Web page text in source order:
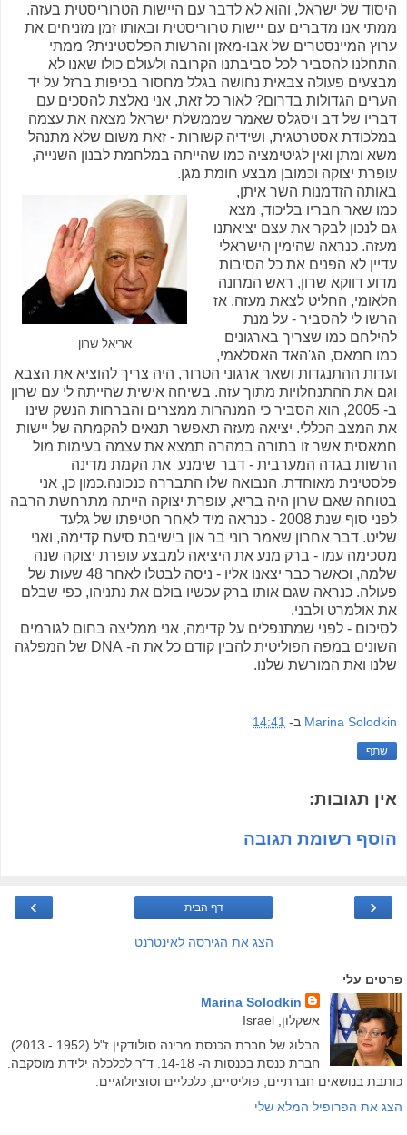
היסוד של ישראל, והוא לא לדבר עם היישות הטרוריסטית בעזה.
ממתי אנו מדברים עם יישות טרוריסטית ובאותו זמן מזניחים את
ערוץ המיינסטרים של אבו-מאזן והרשות הפלסטינית? ממתי
התחלנו להסביר לכל סביבתנו הקרובה ולעולם כולו שאנו לא
מבצעים פעולה צבאית נחושה בגלל מחסור בכיפות ברזל על יד
הערים הגדולות בדרום? לאור כל זאת, אני נאלצת להסכים עם
דבריו של דב ויסגלס שאמר שממשלת ישראל מצאה את עצמה
במלכודת אסטרטגית, ושידיה קשורות - זאת משום שלא מתנהל
משא ומתן ואין לגיטימציה כמו שהייתה במלחמת לבנון השנייה,
עופרת יצוקה וכמובן מבצע חומת מגן.
אריאל שרון
באותה הזדמנות השר איתן,
כמו שאר חבריו בליכוד, מצא
גם לנכון לבקר את עצם יציאתנו
מעזה. כנראה שהימין הישראלי
עדיין לא הפנים את כל הסיבות
מדוע דווקא שרון, ראש המחנה
הלאומי, החליט לצאת מעזה. אז
הרשו לי להסביר - על מנת
להילחם כמו שצריך בארגונים
כמו חמאס, הג'האד האסלאמי,
ועדות ההתנגדות ושאר ארגוני הטרור, היה צריך להוציא את הצבא
וגם את ההתנחלויות מתוך עזה. בשיחה אישית שהייתה לי עם שרון
ב- 2005, הוא הסביר כי המנהרות ממצרים והברחות הנשק שינו
את המצב הכללי. יציאה מעזה תאפשר תנאים להקמתה של יישות
חמאסית אשר זו בתורה במהרה תמצא את עצמה בעימות מול
הרשות בגדה המערבית - דבר שימנע את הקמת מדינה
פלסטינית מאוחדת. הנבואה שלו התבררה כנכונה.כמון כן, אני
בטוחה שאם שרון היה בריא, עופרת יצוקה הייתה מתרחשת הרבה
לפני סוף שנת 2008 - כנראה מיד לאחר חטיפתו של גלעד
שליט. דבר אחרון שאמר רוני בר און בישיבת סיעת קדימה, ואני
מסכימה עמו - ברק מנע את היציאה למבצע עופרת יצוקה שנה
שלמה, וכאשר כבר יצאנו אליו - ניסה לבטלו לאחר 48 שעות של
פעולה. כנראה שגם אותו ברק עכשיו בולם את נתניהו, כפי שבלם
את אולמרט ולבני.
לסיכום - לפני שמתנפלים על קדימה, אני ממליצה בחום לגורמים
השונים במפה הפוליטית להבין קודם כל את ה- DNA של המפלגה
שלנו ואת המורשת שלנו.
Marina Solodkin ב- 14:41
שתף
אין תגובות:
הוסף רשומת תגובה
‹
› דף הבית
הצג את הגירסה לאינטרנט
פרטים עלי
Marina Solodkin
אשקלון, Israel
הבלוג של חברת הכנסת מרינה סולודקין ז"ל (1952 - 2013).
חברת כנסת בכנסות ה- 14-18. ד"ר לכלכלה ילידת מוסקבה.
כותבת בנושאים חברתיים, פוליטיים, כלכליים וסוציולוגיים.
הצג את הפרופיל המלא שלי